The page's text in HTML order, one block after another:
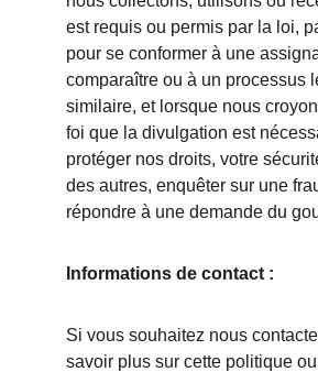
est requis ou permis par la loi,
pour se conformer à une
comparaître ou à un processus
similaire, et lorsque nous
foi que la divulgation est
protéger nos droits, votre
des autres, enquêter sur une
répondre à une demande du
Informations de contact :
Si vous souhaitez nous
savoir plus sur cette politique